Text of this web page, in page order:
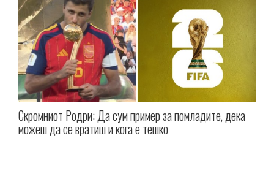
Скромниот Родри: Да сум пример за помладите, дека
можеш да се вратиш и кога е тешко